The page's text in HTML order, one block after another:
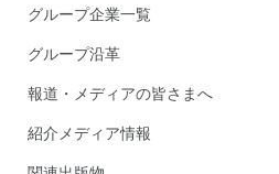
グループ企業一覧
グループ沿革
報道・メディアの皆さまへ
紹介メディア情報